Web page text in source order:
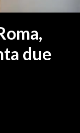
due